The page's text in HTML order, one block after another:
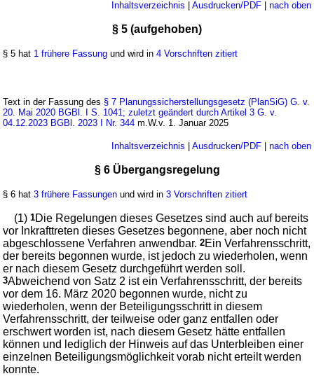
Inhaltsverzeichnis | Ausdrucken/PDF| nach oben
§ 5 (aufgehoben)
§ 5 hat 1 frühere Fassung und wird in4 Vorschriften zitiert
Text in der Fassung des § 7 Planungssicherstellungsgesetz (PlanSiG) G. v.
20. Mai 2020 BGBl. I S. 1041; zuletzt geändert durch Artikel 3 G. v.
04.12.2023 BGBl. 2023 I Nr. 344 m.W.v. 1. Januar 2025
Inhaltsverzeichnis | Ausdrucken/PDF| nach oben
§ 6 Übergangsregelung
§ 6 hat3 frühere Fassungen und wird in3 Vorschriften zitiert
(1)1Die Regelungen dieses Gesetzes sind auch auf bereits
vor Inkrafttreten dieses Gesetzes begonnene, aber noch nicht
abgeschlossene Verfahren anwendbar.2Ein Verfahrensschritt,
der bereits begonnen wurde, ist jedoch zu wiederholen, wenn
er nach diesem Gesetz durchgeführt werden soll.
3Abweichend von Satz 2 ist ein Verfahrensschritt, der bereits
vor dem 16. März 2020 begonnen wurde, nicht zu
wiederholen, wenn der Beteiligungsschritt in diesem
Verfahrensschritt, der teilweise oder ganz entfallen oder
erschwert worden ist, nach diesem Gesetz hätte entfallen
können und lediglich der Hinweis auf das Unterbleiben einer
einzelnen Beteiligungsmöglichkeit vorab nicht erteilt werden
konnte.